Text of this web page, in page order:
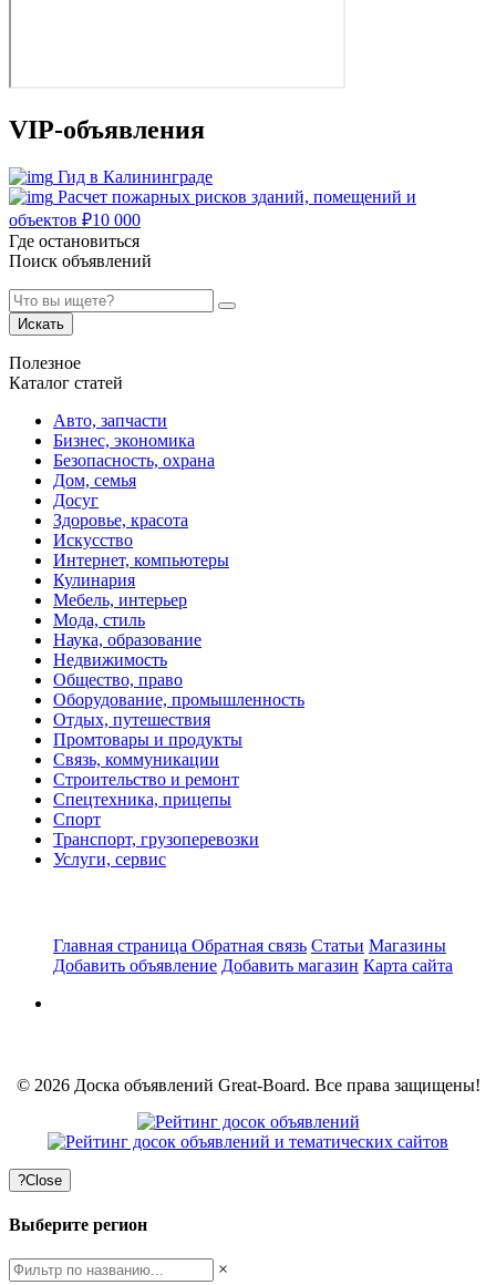
VIP-объявления
Гид в Калининграде
Расчет пожарных рисков зданий, помещений и
объектов ₽10 000
Где остановиться
Поиск объявлений
Искать
Полезное
Каталог статей
Авто, запчасти
Бизнес, экономика
Безопасность, охрана
Дом, семья
Досуг
Здоровье, красота
Искусство
Интернет, компьютеры
Кулинария
Мебель, интерьер
Мода, стиль
Наука, образование
Недвижимость
Общество, право
Оборудование, промышленность
Отдых, путешествия
Промтовары и продукты
Связь, коммуникации
Строительство и ремонт
Спецтехника, прицепы
Спорт
Транспорт, грузоперевозки
Услуги, сервис
Главная страница Обратная связь Статьи Магазины
Добавить объявление Добавить магазин Карта сайта
© 2026 Доска объявлений Great-Board. Все права защищены!
?Close
Выберите регион
×